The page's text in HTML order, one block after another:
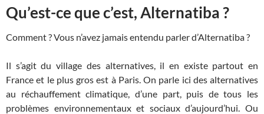
Qu’est-ce que c’est, Alternatiba ?
Comment ? Vous n’avez jamais entendu parler d’Alternatiba ?
Il s’agit du village des alternatives, il en existe partout en
France et le plus gros est à Paris. On parle ici des alternatives
au réchauffement climatique, d’une part, puis de tous les
problèmes environnementaux et sociaux d’aujourd’hui. Ou